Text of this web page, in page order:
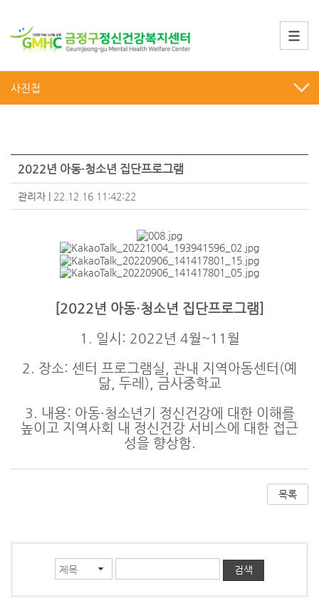
사진첩
2022년 아동·청소년 집단프로그램
관리자 22.12.16 11:42:22
[2022년 아동·청소년 집단프로그램]
1. 일시: 2022년 4월~11월
2. 장소: 센터 프로그램실, 관내 지역아동센터(예
닮, 두레), 금사중학교
3. 내용: 아동·청소년기 정신건강에 대한 이해를
높이고 지역사회 내 정신건강 서비스에 대한 접근
성을 향상함.